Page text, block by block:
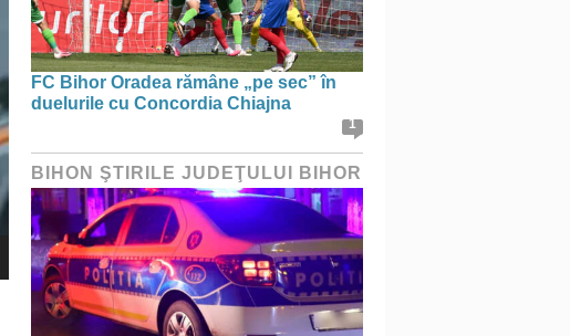
FC Bihor Oradea rămâne „pe sec” în
duelurile cu Concordia Chiajna
1
BIHON ŞTIRILE JUDEŢULUI BIHOR